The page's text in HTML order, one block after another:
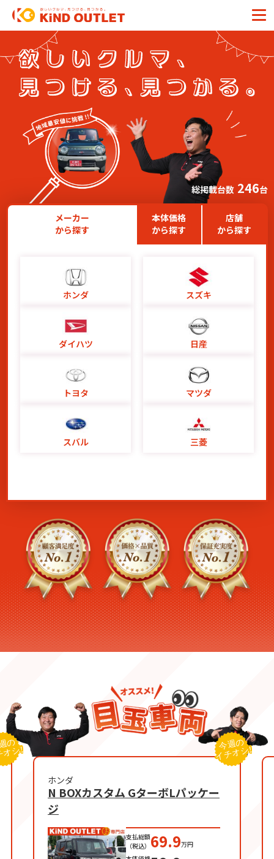
総掲載台数 246台
メーカー
から探す
本体価格
から探す
店舗
から探す
ホンダ スズキ
ダイハツ 日産
トヨタ マツダ
スバル 三菱
ホンダ
N BOXカスタム GターボLパッケー
ジ
支払総額
（税込） 69.9万円